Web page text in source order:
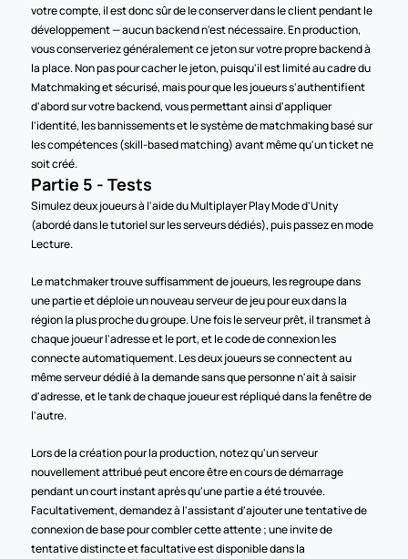
votre compte, il est donc sûr de le conserver dans le client pendant le
développement — aucun backend n'est nécessaire. En production,
vous conserveriez généralement ce jeton sur votre propre backend à
la place. Non pas pour cacher le jeton, puisqu'il est limité au cadre du
Matchmaking et sécurisé, mais pour que les joueurs s'authentifient
d'abord sur votre backend, vous permettant ainsi d'appliquer
l'identité, les bannissements et le système de matchmaking basé sur
les compétences (skill-based matching) avant même qu'un ticket ne
soit créé.
Partie 5 - Tests
Simulez deux joueurs à l'aide du Multiplayer Play Mode d'Unity
(abordé dans le tutoriel sur les serveurs dédiés), puis passez en mode
Lecture.
Le matchmaker trouve suffisamment de joueurs, les regroupe dans
une partie et déploie un nouveau serveur de jeu pour eux dans la
région la plus proche du groupe. Une fois le serveur prêt, il transmet à
chaque joueur l'adresse et le port, et le code de connexion les
connecte automatiquement. Les deux joueurs se connectent au
même serveur dédié à la demande sans que personne n'ait à saisir
d'adresse, et le tank de chaque joueur est répliqué dans la fenêtre de
l'autre.
Lors de la création pour la production, notez qu'un serveur
nouvellement attribué peut encore être en cours de démarrage
pendant un court instant après qu'une partie a été trouvée.
Facultativement, demandez à l'assistant d'ajouter une tentative de
connexion de base pour combler cette attente ; une invite de
tentative distincte et facultative est disponible dans la